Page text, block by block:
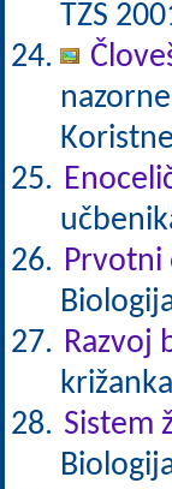
TZS
Prvotni
Razvoj
Sistem